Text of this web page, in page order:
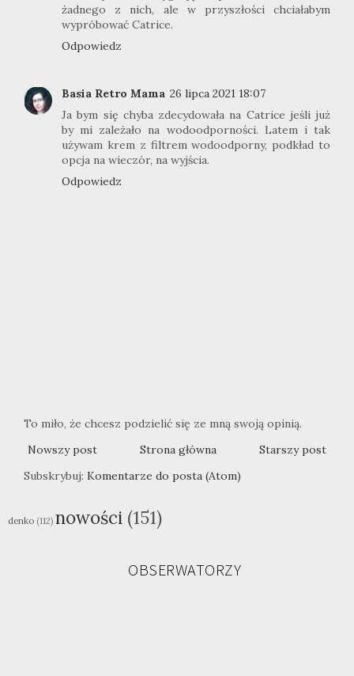
żadnego z nich, ale w przyszłości chciałabym
wypróbować Catrice.
Odpowiedz
Basia Retro Mama 26 lipca 2021 18:07
Ja bym się chyba zdecydowała na Catrice jeśli już
by mi zależało na wodoodporności. Latem i tak
używam krem z filtrem wodoodporny, podkład to
opcja na wieczór, na wyjścia.
Odpowiedz
To miło, że chcesz podzielić się ze mną swoją opinią.
Nowszy post
Starszy post
Strona główna
Subskrybuj: Komentarze do posta (Atom)
denko (112) nowości (151)
OBSERWATORZY